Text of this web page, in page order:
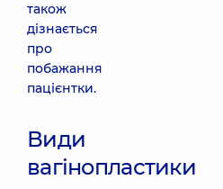
також
дізнається
про
побажання
пацієнтки.
Види
вагінопластики